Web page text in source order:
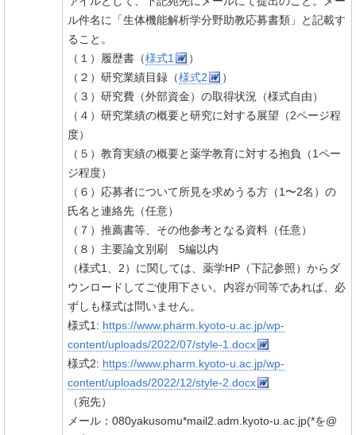
ル件名に「生体機能解析学分野助教応募書類」と記載す
ること。
（１）履歴書（様式1
）
（２）研究業績目録（様式2
）
（３）研究費（外部資金）の取得状況（様式自由）
（４）研究業績の概要と研究に対する展望（2ページ程
度）
（５）教育実績の概要と薬学教育に対する抱負（1ペー
ジ程度）
（６）応募者について所見を求めうる方（1〜2名）の
氏名と連絡先（任意）
（７）推薦書等、その他参考となる資料（任意）
（８）主要論文別刷 5編以内
（様式1、2）に関しては、薬学HP（下記参照）からダ
ウンロードしてご使用下さい。内容が同等であれば、必
ずしも様式は問いません。
様式1: https://www.pharm.kyoto-u.ac.jp/wp-
content/uploads/2022/07/style-1.docx
様式2: https://www.pharm.kyoto-u.ac.jp/wp-
content/uploads/2022/12/style-2.docx
（宛先）
メール：080yakusomu*mail2.adm.kyoto-u.ac.jp(*を@